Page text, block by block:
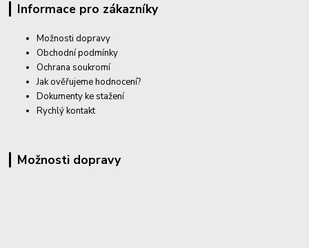
Informace pro zákazníky
Možnosti dopravy
Obchodní podmínky
Ochrana soukromí
Jak ověřujeme hodnocení?
Dokumenty ke stažení
Rychlý kontakt
Možnosti dopravy